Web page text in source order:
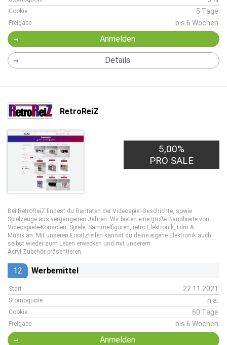
Cookie 5 Tage
Freigabe bis 6 Wochen
Anmelden
Details
RetroReiZ
5,00%
PRO SALE
Bei RetroReiZ findest du Raritäten der Videospiel-Geschichte, sowie
Spielzeuge aus vergangenen Jahren. Wir bieten eine große Bandbreite von
Videospiele-Konsolen, Spiele, Sammelfiguren, retro Elektronik, Film &
Musik an. Mit unseren Ersatzteilen kannst du deine eigene Elektronik auch
selbst wieder zum Leben erwecken und mit unserem
Acryl Zubehör präsentieren.
12 Werbemittel
Start 22.11.2021
Stornoquote n.a.
Cookie 60 Tage
Freigabe bis 6 Wochen
Anmelden